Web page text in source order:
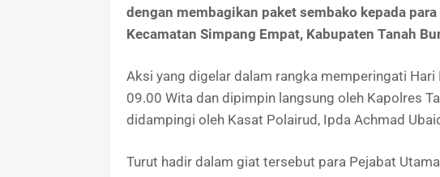
dengan membagikan paket sembako kepada
Kecamatan Simpang Empat, Kabupaten Tanah
Aksi yang digelar dalam rangka memperingati Hari
09.00 Wita dan dipimpin langsung oleh Kapolres
didampingi oleh Kasat Polairud, Ipda Achmad
Turut hadir dalam giat tersebut para Pejabat